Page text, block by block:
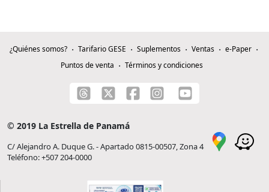
¿Quiénes somos? Tarifario GESE Suplementos Ventas
e-Paper
Puntos de venta
Términos y condiciones
© 2019 La Estrella de Panamá
C/ Alejandro A. Duque G. - Apartado 0815-00507, Zona 4
Teléfono: +507 204-0000